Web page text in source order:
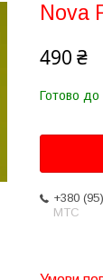
Nova
490 ₴
Готово до
+380
МТС